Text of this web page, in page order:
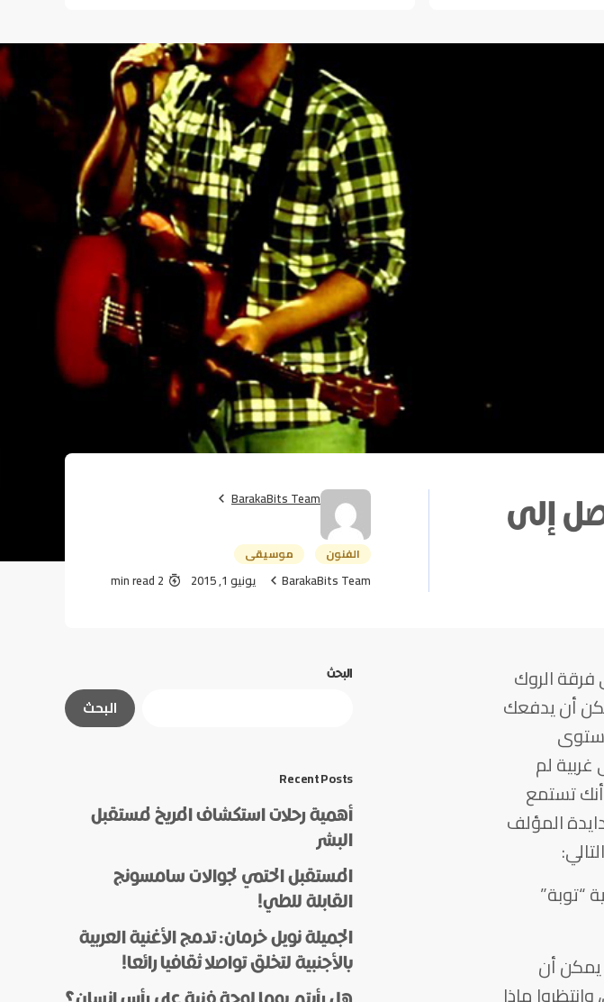
إلى
BarakaBits Team
الفنون موسيقى
BarakaBits Team يونيو 1, 2015 2 min read
الروك
أن يدفعك
لم
أنك تستمع
المؤلف
توزيع أغنية “توبة”
يمكن أن
ماذا
البحث
البحث
Recent Posts
أهمية رحلات استكشاف المريخ لمستقبل
البشر
المستقبل الحتمي لجوالات سامسونج
القابلة للطي!
الجميلة نويل خرمان: تدمج الأغنية العربية
بالأجنبية لتخلق تواصلا ثقافيا رائعا!